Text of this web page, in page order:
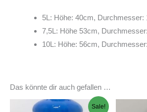
5L: Höhe: 40cm, Durchmesser:
7,5L: Höhe 53cm,
10L: Höhe: 56cm,
Das könnte dir auch gefallen …
Sale!